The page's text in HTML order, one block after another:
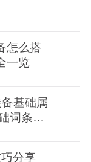
怎么搭
一览
备基础属
词条介
分享